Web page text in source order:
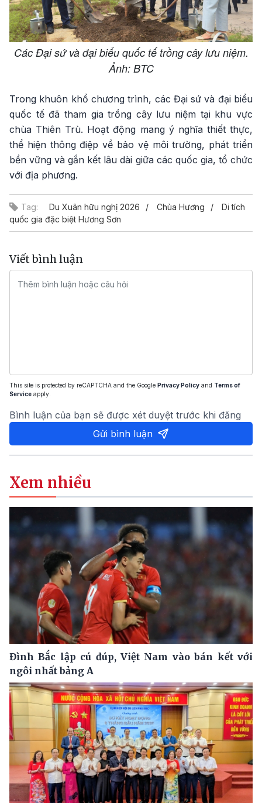
Các Đại sứ và đại biểu quốc tế trồng cây lưu niệm.
Ảnh: BTC
Trong khuôn khổ chương trình, các Đại sứ và đại biểu
quốc tế đã tham gia trồng cây lưu niệm tại khu vực
chùa Thiên Trù. Hoạt động mang ý nghĩa thiết thực,
thể hiện thông điệp về bảo vệ môi trường, phát triển
bền vững và gắn kết lâu dài giữa các quốc gia, tổ chức
với địa phương.
Tag: Du Xuân hữu nghị 2026 Chùa Hương
Di tích
quốc gia đặc biệt Hương Sơn
Viết bình luận
This site is protected by reCAPTCHA and the Google Privacy Policy and Terms of
Service apply.
Bình luận của bạn sẽ được xét duyệt trước khi đăng
Gửi bình luận
Xem nhiều
Đình Bắc lập cú đúp, Việt Nam vào bán kết với
ngôi nhất bảng A